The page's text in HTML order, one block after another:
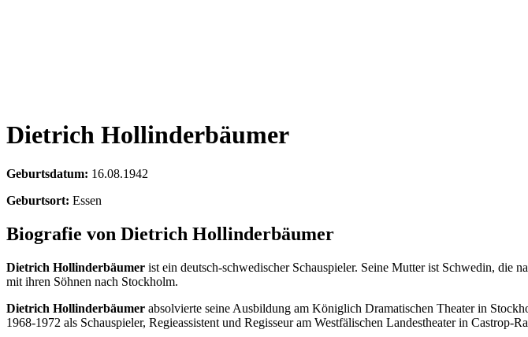
Dietrich Hollinderbäumer
Geburtsdatum: 16.08.1942
Geburtsort: Essen
Biografie von Dietrich Hollinderbäumer
Dietrich Hollinderbäumer ist ein deutsch-schwedischer Schauspieler. Seine Mutter ist Schwedin, die
mit ihren Söhnen nach Stockholm.
Dietrich Hollinderbäumer absolvierte seine Ausbildung am Königlich Dramatischen Theater in
1968-1972 als Schauspieler, Regieassistent und Regisseur am Westfälischen Landestheater in